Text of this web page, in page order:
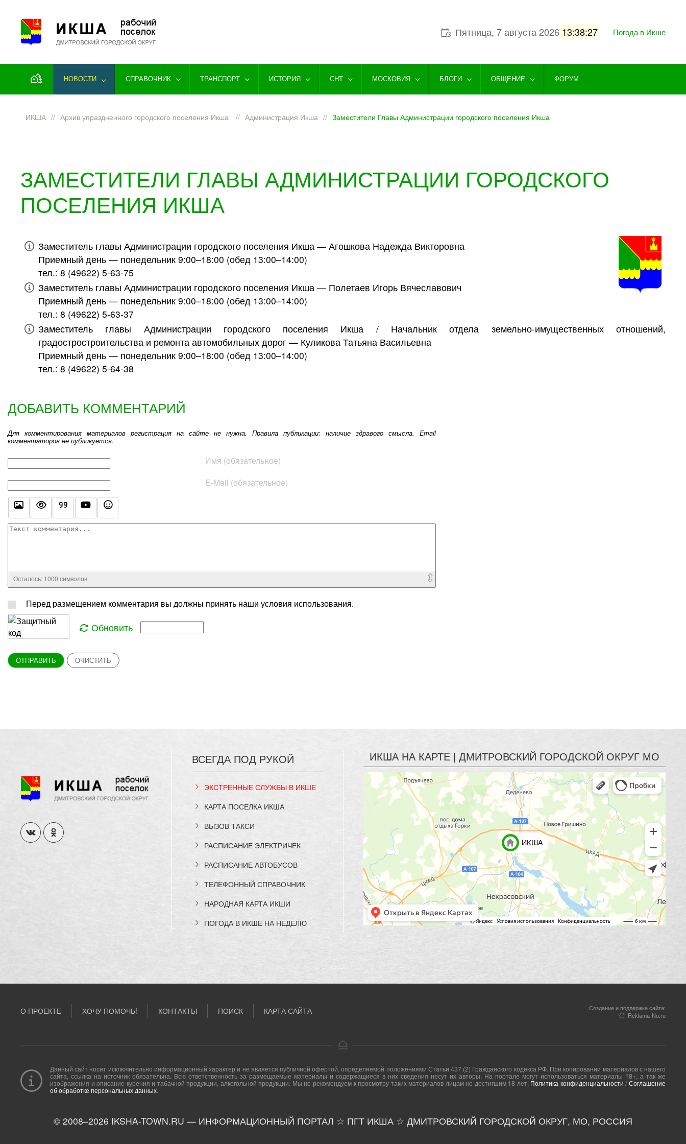
Перейти к содержимому Пятница, 7 августа 2026 13:38:27 Погода в Икше
НОВОСТИ СПРАВОЧНИК ТРАНСПОРТ ИСТОРИЯ СНТ МОСКОВИЯ БЛОГИ ОБЩЕНИЕ ФОРУМ
ИКША Архив упраздненного городского поселения Икша Администрация Икша Заместители Главы Администрации городского поселения Икша
ЗАМЕСТИТЕЛИ ГЛАВЫ АДМИНИСТРАЦИИ ГОРОДСКОГО
ПОСЕЛЕНИЯ ИКША
Заместитель главы Администрации городского поселения Икша — Агошкова Надежда Викторовна
Приемный день — понедельник 9:00–18:00 (обед 13:00–14:00)
тел.: 8 (49622) 5-63-75
Заместитель главы Администрации городского поселения Икша — Полетаев Игорь Вячеславович
Приемный день — понедельник 9:00–18:00 (обед 13:00–14:00)
тел.: 8 (49622) 5-63-37
Заместитель главы Администрации городского поселения Икша / Начальник отдела земельно-имущественных отношений,
градостростроительства и ремонта автомобильных дорог — Куликова Татьяна Васильевна
Приемный день — понедельник 9:00–18:00 (обед 13:00–14:00)
тел.: 8 (49622) 5-64-38
ДОБАВИТЬ КОММЕНТАРИЙ
Для комментирования материалов регистрация на сайте не нужна. Правила публикации: наличие здравого смысла. Email
комментаторов не публикуется.
Имя (обязательное)
E-Mail (обязательное)
Текст комментария
Осталось: 1000 символов
Перед размещением комментария вы должны принять наши условия использования.
Обновить
ОТПРАВИТЬ ОЧИСТИТЬ
ВСЕГДА ПОД РУКОЙ
ЭКСТРЕННЫЕ СЛУЖБЫ В ИКШЕ
КАРТА ПОСЕЛКА ИКША
ВЫЗОВ ТАКСИ
РАСПИСАНИЕ ЭЛЕКТРИЧЕК
РАСПИСАНИЕ АВТОБУСОВ
ТЕЛЕФОННЫЙ СПРАВОЧНИК
НАРОДНАЯ КАРТА ИКШИ
ПОГОДА В ИКШЕ НА НЕДЕЛЮ
ИКША НА КАРТE | ДМИТРОВСКИЙ ГОРОДСКОЙ ОКРУГ МО
О ПРОЕКТЕ ХОЧУ ПОМОЧЬ! КОНТАКТЫ ПОИСК КАРТА САЙТА
Создание и поддержка сайта:
Reklama-No.ru
Данный сайт носит исключительно информационный характер и не является публичной офертой, определяемой положениями Статьи 437 (2) Гражданского кодекса РФ. При копировании материалов с нашего
сайта, ссылка на источник обязательна. Всю ответственность за размещаемые материалы и содержащиеся в них сведения несут их авторы. На портале могут использоваться материалы 18+, а так же
изображения и описание курения и табачной продукции, алкогольной продукции. Мы не рекомендуем к просмотру таких материалов лицам не достигшим 18 лет. Политика конфиденциальности /Соглашение
об обработке персональных данных.
© 2008–2026 IKSHA-TOWN.RU — ИНФОРМАЦИОННЫЙ ПОРТАЛ ☆ ПГТ ИКША ☆ ДМИТРОВСКИЙ ГОРОДСКОЙ ОКРУГ, МО, РОССИЯ